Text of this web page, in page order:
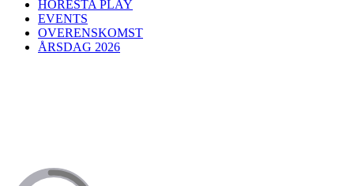
HORESTA PLAY
EVENTS
OVERENSKOMST
ÅRSDAG 2026